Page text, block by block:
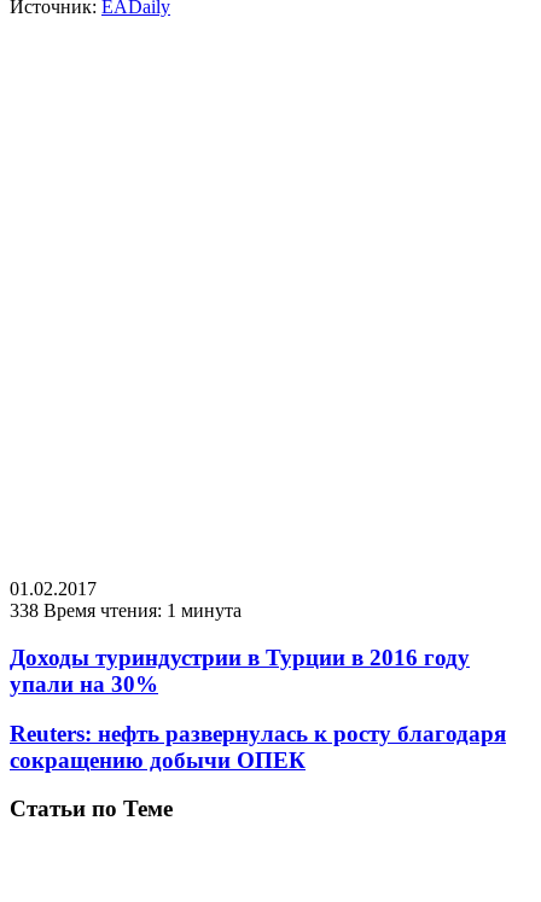
Источник: EADaily
01.02.2017
338 Время чтения: 1 минута
Доходы туриндустрии в Турции в 2016 году
упали на 30%
Reuters: нефть развернулась к росту благодаря
сокращению добычи ОПЕК
Статьи по Теме